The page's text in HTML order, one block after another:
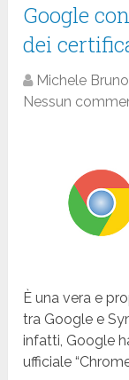
Google
dei
Michele Bruno
Nessun
È una vera e
tra Google e
infatti, Google
ufficiale